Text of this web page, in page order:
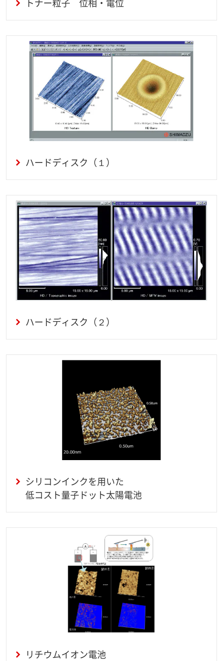
トナー粒子 位相・電位
ハードディスク（１）
ハードディスク（２）
シリコンインクを用いた
低コスト量子ドット太陽電池
リチウムイオン電池